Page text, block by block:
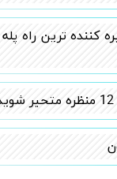
خیره کننده ترین راه